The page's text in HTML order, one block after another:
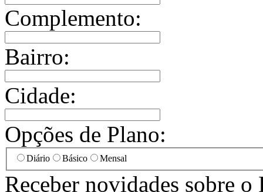
Complemento:
Bairro:
Cidade:
Opções de Plano:
Diário Básico Mensal
Receber novidades sobre